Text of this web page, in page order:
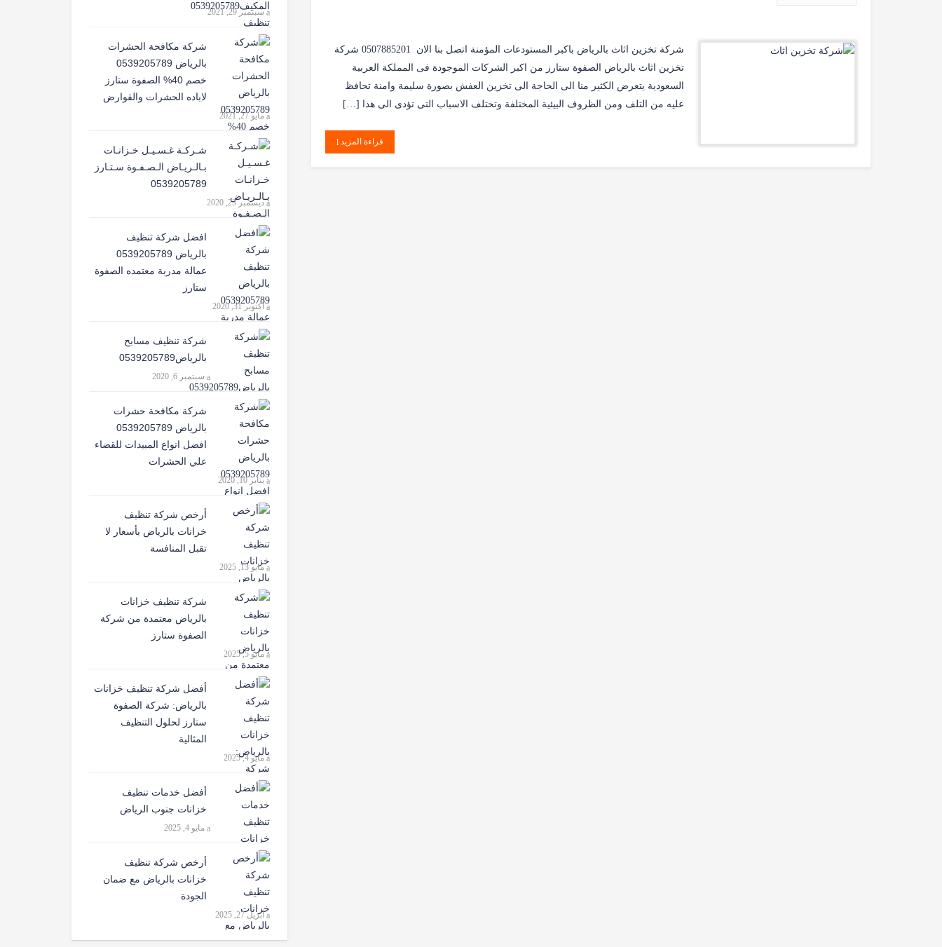
شركة تخزين اثاث بالرياض باكبر المستودعات المؤمنة اتصل بنا الان 0507885201 شركة
تخزين اثاث بالرياض الصفوة ستارز من اكبر الشركات الموجودة فى المملكة العربية
السعودية يتعرض الكثير منا الى الحاجة الى تخزين العفش بصورة سليمة وامنة تحافظ
عليه من التلف ومن الظروف البيئية المختلفة وتختلف الاسباب التى تؤدى الى هذا […]
قراءة المزيد
سبتمبر 29, 2021
شركة مكافحة الحشرات
بالرياض 0539205789
خصم 40% الصفوة ستارز
لاباده الحشرات والقوارض
مايو 27, 2021
شـركـة غـسـيـل خـزانـات
بـالـريـاض الـصـفـوة سـتـارز
0539205789
ديسمبر 23, 2020
افضل شركة تنظيف
بالرياض 0539205789
عمالة مدربة معتمده الصفوة
ستارز
أكتوبر 31, 2020
شركة تنظيف مسابح
بالرياض0539205789
سبتمبر 6, 2020
شركة مكافحة حشرات
بالرياض 0539205789
افضل انواع المبيدات للقضاء
علي الحشرات
يناير 10, 2020
أرخص شركة تنظيف
خزانات بالرياض بأسعار لا
تقبل المنافسة
مايو 13, 2025
شركة تنظيف خزانات
بالرياض معتمدة من شركة
الصفوة ستارز
مايو 5, 2025
أفضل شركة تنظيف خزانات
بالرياض: شركة الصفوة
ستارز لحلول التنظيف
المثالية
مايو 4, 2025
أفضل خدمات تنظيف
خزانات جنوب الرياض
مايو 4, 2025
أرخص شركة تنظيف
خزانات بالرياض مع ضمان
الجودة
أبريل 27, 2025